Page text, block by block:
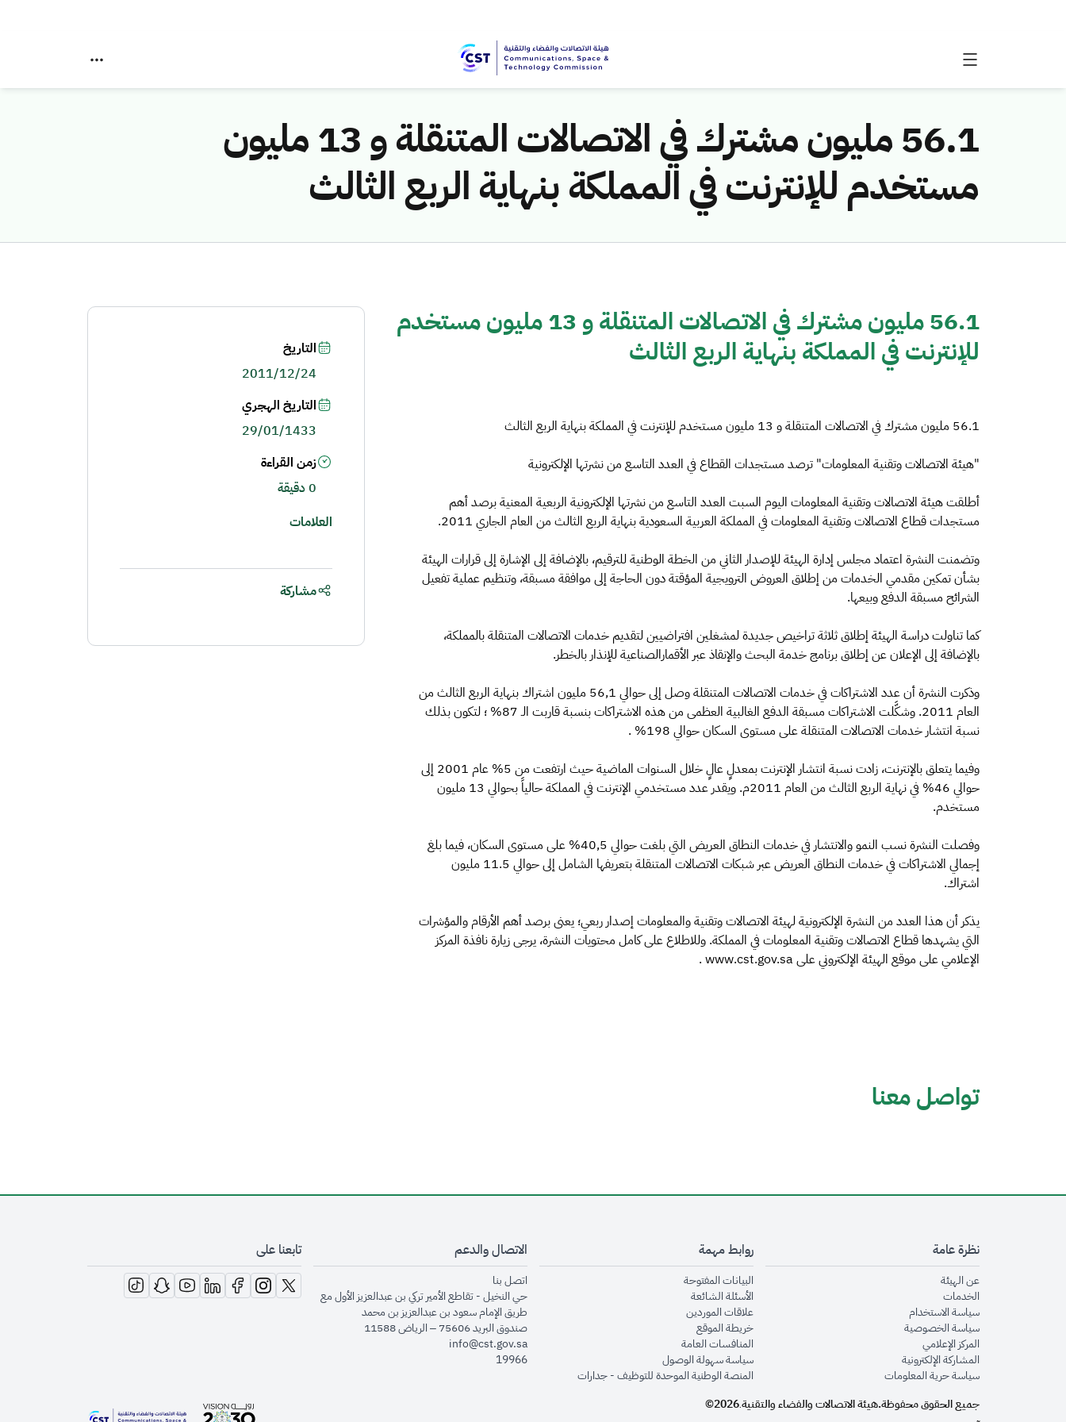
56.1 مليون مشترك في الاتصالات المتنقلة و 13 مليون
مستخدم للإنترنت في المملكة بنهاية الربع الثالث
56.1 مليون مشترك في الاتصالات المتنقلة و 13 مليون مستخدم
للإنترنت في المملكة بنهاية الربع الثالث
56.1 مليون مشترك في الاتصالات المتنقلة و 13 مليون مستخدم للإنترنت في المملكة بنهاية الربع الثالث
"هيئة الاتصالات وتقنية المعلومات" ترصد مستجدات القطاع في العدد التاسع من نشرتها الإلكترونية
أطلقت هيئة الاتصالات وتقنية المعلومات اليوم السبت العدد التاسع من نشرتها الإلكترونية الربعية المعنية برصد أهم
مستجدات قطاع الاتصالات وتقنية المعلومات في المملكة العربية السعودية بنهاية الربع الثالث من العام الجاري 2011.
وتضمنت النشرة اعتماد مجلس إدارة الهيئة للإصدار الثاني من الخطة الوطنية للترقيم، بالإضافة إلى الإشارة إلى قرارات الهيئة
بشأن تمكين مقدمي الخدمات من إطلاق العروض الترويجية المؤقتة دون الحاجة إلى موافقة مسبقة، وتنظيم عملية تفعيل
الشرائح مسبقة الدفع وبيعها.
كما تناولت دراسة الهيئة إطلاق ثلاثة تراخيص جديدة لمشغلين افتراضيين لتقديم خدمات الاتصالات المتنقلة بالمملكة،
بالإضافة إلى الإعلان عن إطلاق برنامج خدمة البحث والإنقاذ عبر الأقمارالصناعية للإنذار بالخطر.
وذكرت النشرة أن عدد الاشتراكات في خدمات الاتصالات المتنقلة وصل إلى حوالي 56,1 مليون اشتراك بنهاية الربع الثالث من
العام 2011. وشكَّلت الاشتراكات مسبقة الدفع الغالبية العظمى من هذه الاشتراكات بنسبة قاربت الـ 87% ؛ لتكون بذلك
نسبة انتشار خدمات الاتصالات المتنقلة على مستوى السكان حوالي 198% .
وفيما يتعلق بالإنترنت، زادت نسبة انتشار الإنترنت بمعدلٍ عالٍ خلال السنوات الماضية حيث ارتفعت من 5% عام 2001 إلى
حوالي 46% في نهاية الربع الثالث من العام 2011م. ويقدر عدد مستخدمي الإنترنت في المملكة حالياً بحوالي 13 مليون
مستخدم.
وفصلت النشرة نسب النمو والانتشار في خدمات النطاق العريض التي بلغت حوالي 40,5% على مستوى السكان، فيما بلغ
إجمالي الاشتراكات في خدمات النطاق العريض عبر شبكات الاتصالات المتنقلة بتعريفها الشامل إلى حوالي 11.5 مليون
اشتراك.
يذكر أن هذا العدد من النشرة الإلكترونية لهيئة الاتصالات وتقنية والمعلومات إصدار ربعي؛ يعنى برصد أهم الأرقام والمؤشرات
التي يشهدها قطاع الاتصالات وتقنية المعلومات في المملكة. وللاطلاع على كامل محتويات النشرة، يرجى زيارة نافذة المركز
الإعلامي على موقع الهيئة الإلكتروني على www.cst.gov.sa .
التاريخ
2011/12/24
التاريخ الهجري
29/01/1433
زمن القراءة
0 دقيقة
العلامات
مشاركة
تواصل معنا
نظرة عامة
عن الهيئةopens in new window
الخدماتopens in new window
سياسة الاستخدام
سياسة الخصوصيةopens in new window
المركز الإعلاميopens in new window
المشاركة الإلكترونيةopens in new window
سياسة حرية المعلوماتopens in new window
روابط مهمة
البيانات المفتوحةopens in new window
الأسئلة الشائعةopens in new window
علاقات الموردينopens in new window
خريطة الموقعopens in new window
المنافسات العامةopens in new window
سياسة سهولة الوصولopens in new window
المنصة الوطنية الموحدة للتوظيف - جداراتopens in new window
الاتصال والدعم
اتصل بنا
حي النخيل - تقاطع الأمير تركي بن عبدالعزيز الأول مع
طريق الإمام سعود بن عبدالعزيز بن محمد
صندوق البريد 75606 – الرياض 11588
info@cst.gov.sa
19966
تابعنا على
opens in new window
opens in new window
opens in new window
opens in new window
opens in new window
opens in new window
opens in new window
جميع الحقوق محفوظة.هيئة الاتصالات والفضاء والتقنية.
2026©